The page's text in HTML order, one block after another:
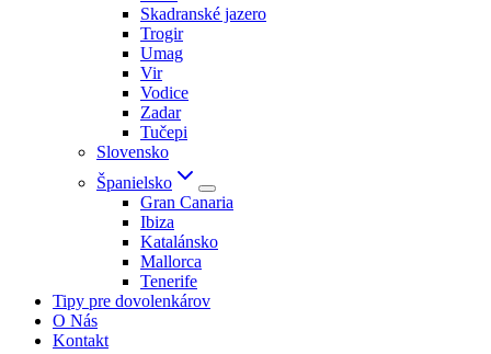
Skadranské jazero
Trogir
Umag
Vir
Vodice
Zadar
Tučepi
Slovensko
Španielsko
Gran Canaria
Ibiza
Katalánsko
Mallorca
Tenerife
Tipy pre dovolenkárov
O Nás
Kontakt